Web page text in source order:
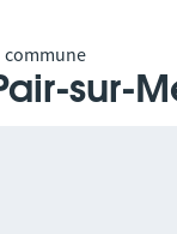
commune
sur-